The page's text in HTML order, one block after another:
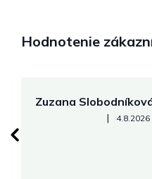
Hodnotenie
Zuzana
Hodnotenie obchodu je
| 4.8.2026